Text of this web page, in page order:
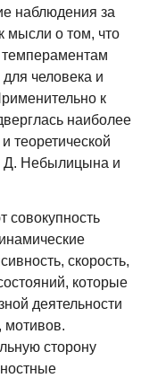
наблюдения за
мысли о том, что
человека и
к
наиболее
теоретической
Д. Небылицына и
совокупность
скорость,
которые
деятельности
мотивов.
сторону